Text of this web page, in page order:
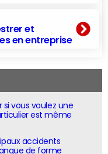
et
en entreprise
si vous voulez une
est même
accidents
de forme